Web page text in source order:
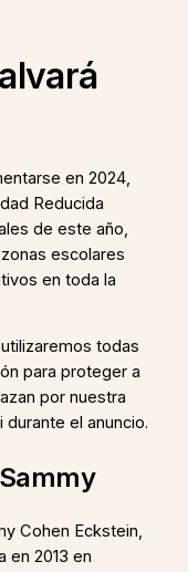
en 2024,
Reducida
de este año,
escolares
en toda la
todas
para proteger a
por nuestra
el anuncio.
Cohen Eckstein,
en 2013 en